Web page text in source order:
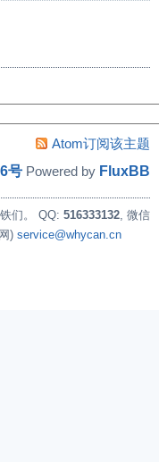
试
Atom订阅该主题
号 Powered by FluxBB
们。 QQ: 516333132, 微信
) service@whycan.cn